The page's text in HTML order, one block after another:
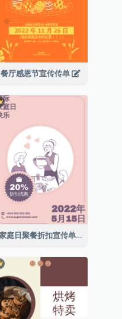
餐厅感恩节宣传传单
家庭日聚餐折扣宣传单张